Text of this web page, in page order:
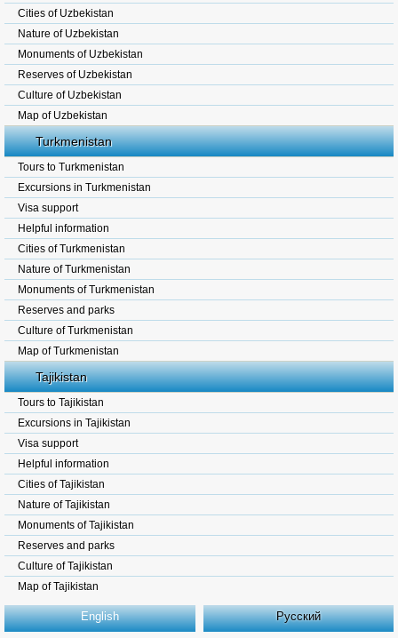
Cities of Uzbekistan
Nature of Uzbekistan
Monuments of Uzbekistan
Reserves of Uzbekistan
Culture of Uzbekistan
Map of Uzbekistan
Turkmenistan
Tours to Turkmenistan
Excursions in Turkmenistan
Visa support
Helpful information
Cities of Turkmenistan
Nature of Turkmenistan
Monuments of Turkmenistan
Reserves and parks
Culture of Turkmenistan
Map of Turkmenistan
Tajikistan
Tours to Tajikistan
Excursions in Tajikistan
Visa support
Helpful information
Cities of Tajikistan
Nature of Tajikistan
Monuments of Tajikistan
Reserves and parks
Culture of Tajikistan
Map of Tajikistan
English Русский